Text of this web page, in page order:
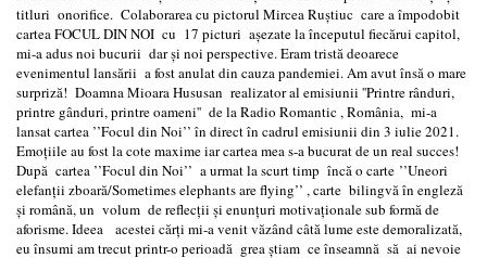
titluri onorifice. Colaborarea cu pictorul Mircea Ruștiuc care a împodobit
cartea FOCUL DIN NOI cu 17 picturi așezate la începutul fiecărui capitol,
mi-a adus noi bucurii dar și noi perspective. Eram tristă deoarece
evenimentul lansării a fost anulat din cauza pandemiei. Am avut însă o mare
surpriză! Doamna Mioara Hususan realizator al emisiunii ''Printre rânduri,
printre gânduri, printre oameni'' de la Radio Romantic , România, mi-a
lansat cartea ’’Focul din Noi’’ în direct în cadrul emisiunii din 3 iulie 2021.
Emoțiile au fost la cote maxime iar cartea mea s-a bucurat de un real succes!
După cartea ’’Focul din Noi’’ a urmat la scurt timp încă o carte ’’Uneori
elefanții zboară/Sometimes elephants are flying’’ , carte bilingvă în engleză
și română, un volum de reflecții și enunțuri motivaționale sub formă de
aforisme. Ideea acestei cărți mi-a venit văzând câtă lume este demoralizată,
eu însumi am trecut printr-o perioadă grea știam ce înseamnă să ai nevoie